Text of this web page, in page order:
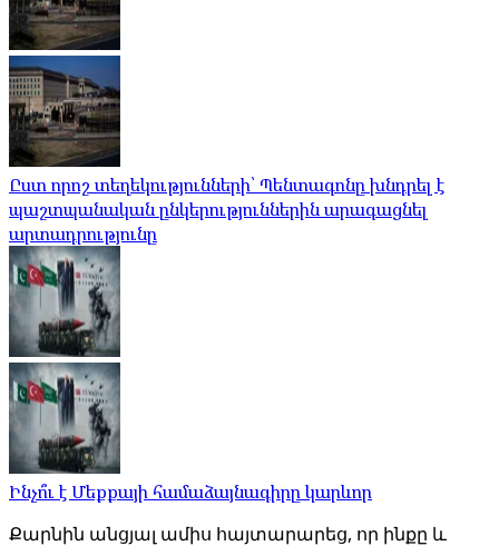
Ըստ որոշ տեղեկությունների՝ Պենտագոնը խնդրել է
պաշտպանական ընկերություններին արագացնել
արտադրությունը
Ինչո՞ւ է Մեքքայի համաձայնագիրը կարևոր
Քարնին անցյալ ամիս հայտարարեց, որ ինքը և